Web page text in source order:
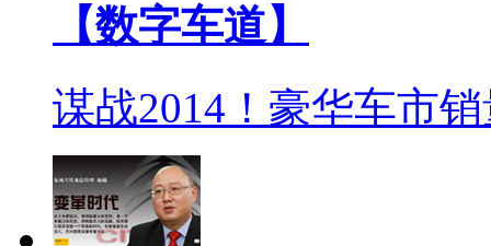
【数字车道】
谋战2014！豪华车市